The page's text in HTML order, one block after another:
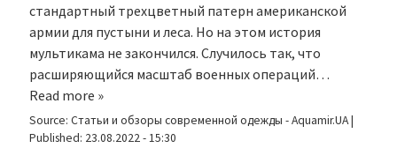
стандартный трехцветный патерн американской
армии для пустыни и леса. Но на этом история
мультикама не закончился. Случилось так, что
расширяющийся масштаб военных операций…
Read more »
Source: Статьи и обзоры современной одежды - Aquamir.UA|
Published: 23.08.2022 - 15:30